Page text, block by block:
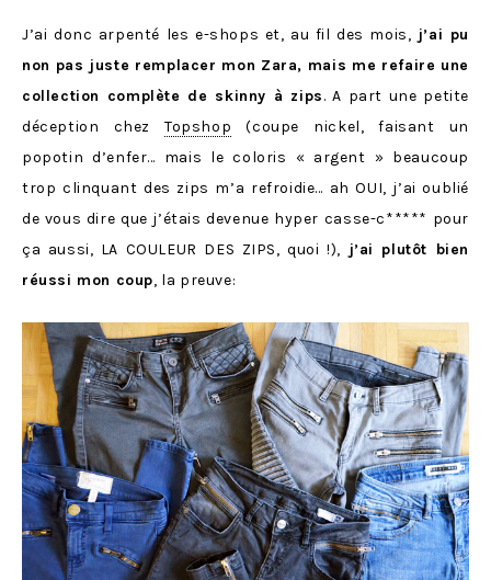
J’ai donc arpenté les e-shops et, au fil des mois, j’ai pu
non pas juste remplacer mon Zara, mais me refaire une
collection complète de skinny à zips. A part une petite
déception chezTopshop (coupe nickel, faisant un
popotin d’enfer… mais le coloris « argent » beaucoup
trop clinquant des zips m’a refroidie… ah OUI, j’ai oublié
de vous dire que j’étais devenue hyper casse-c***** pour
ça aussi, LA COULEUR DES ZIPS, quoi !), j’ai plutôt bien
réussi mon coup, la preuve: